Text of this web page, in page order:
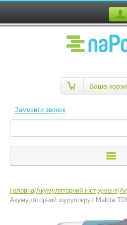
Замовити звонок
Ваша
Головна/Акумуляторний інструмент/
Акумуляторний шурупокрут Makita